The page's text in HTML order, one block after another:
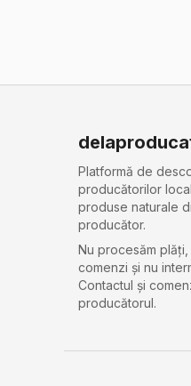
Platformă de
producătorilor
produse naturale
producător.
Nu procesăm
comenzi și nu
Contactul și
producătorul.